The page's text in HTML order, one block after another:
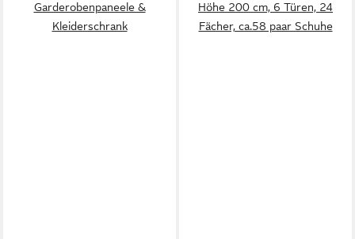
Garderobenpaneele &
Kleiderschrank
Höhe 200 cm, 6 Türen, 24
Fächer, ca.58 paar Schuhe